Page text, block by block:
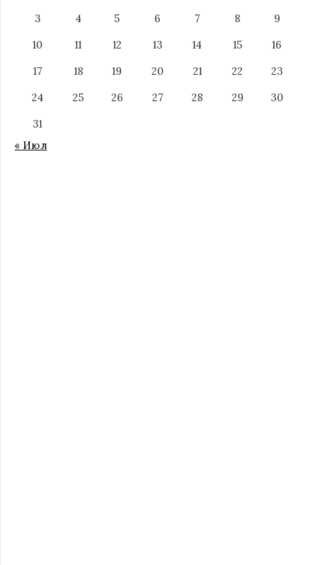
3
4 5 6 7 8
9
10
11 12 13 14 15
16
17
18 19 20 21 22
23
24
25 26 27 28 29
30
31
« Июл